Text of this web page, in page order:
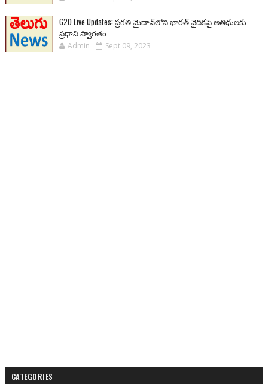
G20 Live Updates: ప్రగతి మైదాన్‌లోని భారత్ వైదికపై అతిథులకు
ప్రధాని స్వాగతం
Admin Sept 09, 2023
CATEGORIES